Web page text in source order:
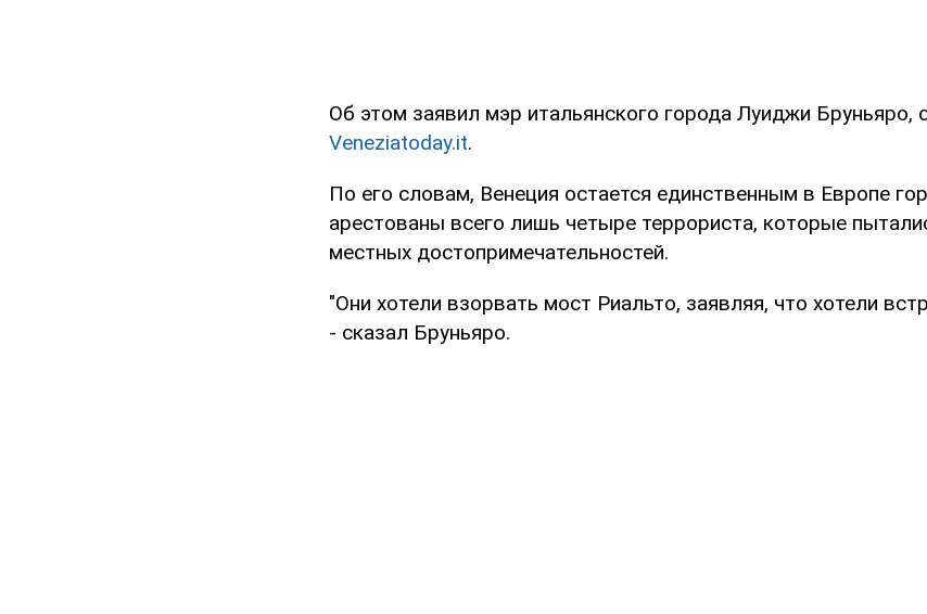
Об этом заявил мэр итальянского города Луиджи Бруньяро,
Veneziatoday.it.
По его словам, Венеция остается единственным в Европе
арестованы всего лишь четыре террориста, которые
местных достопримечательностей.
"Они хотели взорвать мост Риальто, заявляя, что хотели
- сказал Бруньяро.